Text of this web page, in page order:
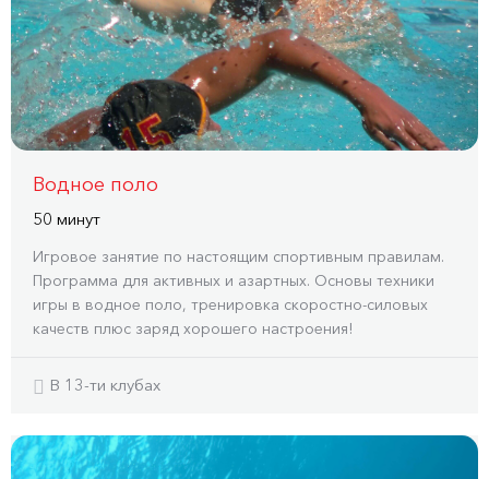
Водное поло
50 минут
Игровое занятие по настоящим спортивным правилам.
Программа для активных и азартных. Основы техники
игры в водное поло, тренировка скоростно-силовых
качеств плюс заряд хорошего настроения!
В 13-ти клубах